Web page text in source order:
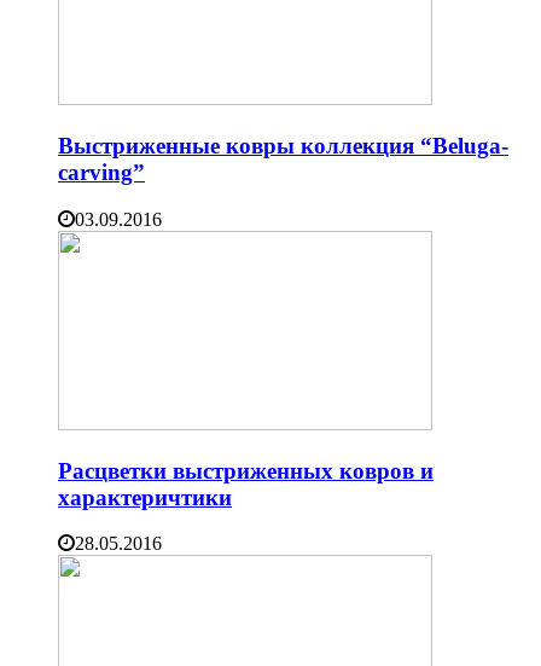
Выстриженные ковры коллекция “Beluga-
carving”
03.09.2016
Расцветки выстриженных ковров и
характеричтики
28.05.2016